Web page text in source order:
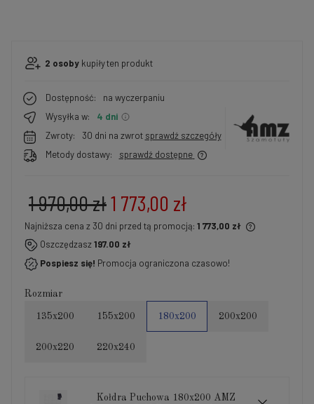
2 osoby kupiłyten produkt
Dostępność:
na wyczerpaniu
Wysyłka w:
4 dni
Zwroty:
30 dni na zwrot sprawdź szczegóły
Metody dostawy:
sprawdź dostępne
1 773,00 zł
1 970,00 zł
Najniższa cena z 30 dni przed tą promocją: 1 773,00 zł
Jeżeli produkt jest sprzedawany krócej niż 30 dni,
wyświetlana jest najniższa cena od momentu, kiedy
produkt pojawił się w sprzedaży.
Oszczędzasz197.00 zł
Pospiesz się! Promocja ograniczona czasowo!
Rozmiar
135x200 155x200 180x200 200x200
200x220 220x240
Kołdra Puchowa 180x200 AMZ